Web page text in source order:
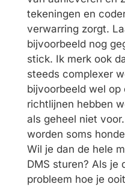
tekeningen en
verwarring zorgt.
bijvoorbeeld nog
stick. Ik merk ook
steeds complexer
bijvoorbeeld wel
richtlijnen hebben
als geheel niet
worden soms
Wil je dan de hele
DMS sturen? Als je
probleem hoe je